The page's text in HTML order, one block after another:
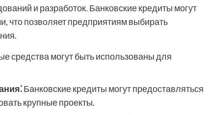
и разработок. Банковские кредиты могут
что позволяет предприятиям выбирать
средства могут быть использованы для
Банковские кредиты могут предоставляться
крупные проекты.